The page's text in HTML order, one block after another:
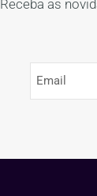
Receba as